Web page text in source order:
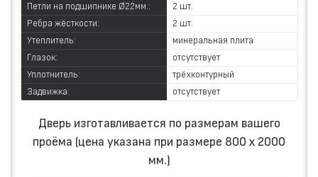
Петли на подшипнике Ø22мм.:
2 шт.
Ребра жёсткости:
2 шт.
Утеплитель:
минеральная плита
Глазок:
отсутствует
Уплотнитель:
трёхконтурный
Задвижка:
отсутствует
Дверь изготавливается по размерам вашего
проёма (цена указана при размере 800 х 2000
мм.)